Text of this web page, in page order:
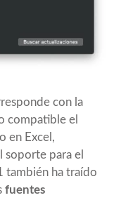
con la
compatible el
en Excel,
soporte para el
también ha traído
fuentes